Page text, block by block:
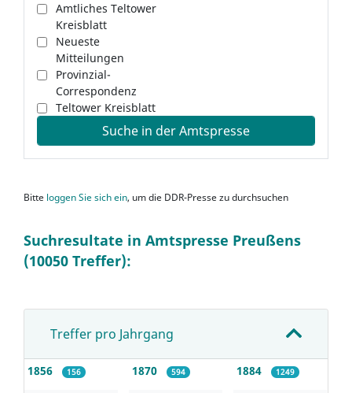
Amtliches Teltower
Kreisblatt
Neueste
Mitteilungen
Provinzial-
Correspondenz
Teltower Kreisblatt
Suche in der Amtspresse
Bitte loggen Sie sich ein, um die DDR-Presse zu durchsuchen
Suchresultate in Amtspresse Preußens
(10050 Treffer):
Treffer pro Jahrgang
1856 156 1870 594 1884 1249